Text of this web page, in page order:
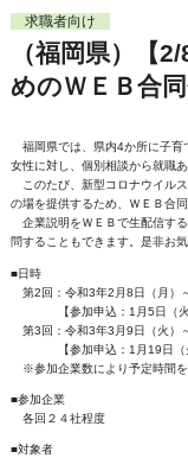
求職者向け
（福岡県）【
めのＷＥＢ合
福岡県では、県内4か所に子育
女性に対し、個別相談から就職
このたび、新型コロナウイル
の場を提供するため、ＷＥＢ合
企業説明をＷＥＢで生配信す
問することもできます。是非お
■日時
第2回：令和3年2月8日（月
【参加申込：1月5日（火）
第3回：令和3年3月9日（火
【参加申込：1月19日（火
※参加企業数により予定時間を
■参加企業
各回２４社程度
■対象者